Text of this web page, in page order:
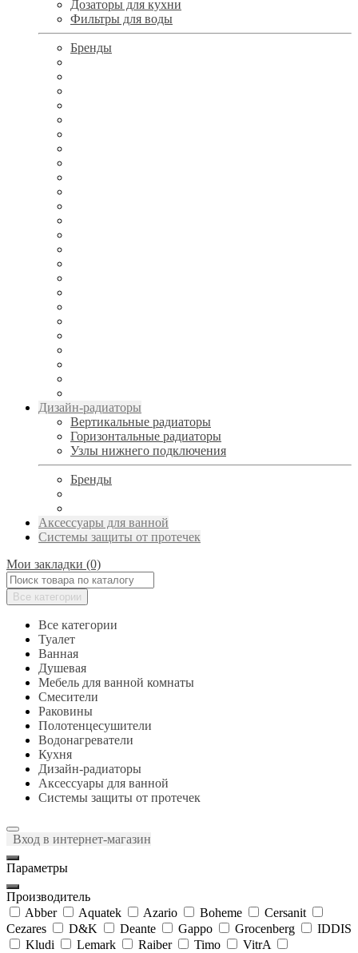
Дозаторы для кухни
Фильтры для воды
Бренды
Дизайн-радиаторы
Вертикальные радиаторы
Горизонтальные радиаторы
Узлы нижнего подключения
Бренды
Аксессуары для ванной
Системы защиты от протечек
Мои закладки (0)
Все категории
Все категории
Туалет
Ванная
Душевая
Мебель для ванной комнаты
Смесители
Раковины
Полотенцесушители
Водонагреватели
Кухня
Дизайн-радиаторы
Аксессуары для ванной
Системы защиты от протечек
Вход в интернет-магазин
Параметры
Производитель
Abber
Aquatek Azario Boheme
Cersanit
Cezares
D&K Deante Gappo Grocenberg
IDDIS
Kludi
Lemark Raiber Timo
VitrA